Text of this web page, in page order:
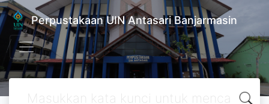
Perpustakaan UIN Antasari Banjarmasin